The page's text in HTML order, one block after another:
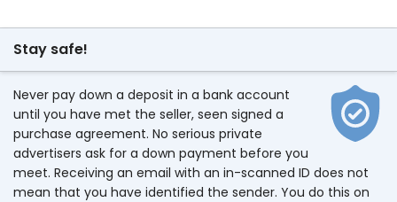
Stay safe!
Never pay down a deposit in a bank account
until you have met the seller, seen signed a
purchase agreement. No serious private
advertisers ask for a down payment before you
meet. Receiving an email with an in-scanned ID does not
mean that you have identified the sender. You do this on